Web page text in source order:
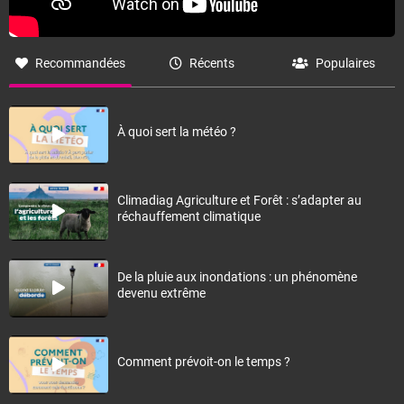
Recommandées Récents Populaires
À quoi sert la météo ?
Climadiag Agriculture et Forêt : s’adapter au
réchauffement climatique
De la pluie aux inondations : un phénomène
devenu extrême
Comment prévoit-on le temps ?